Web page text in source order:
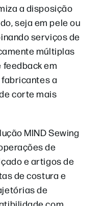
a disposição
seja em pele ou
serviços de
múltiplas
em
a
corte mais
MIND Sewing
de
e artigos de
de costura e
de
com